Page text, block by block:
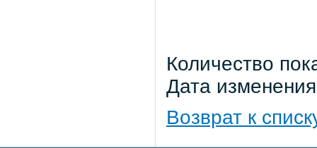
Количество
Дата
Возврат к